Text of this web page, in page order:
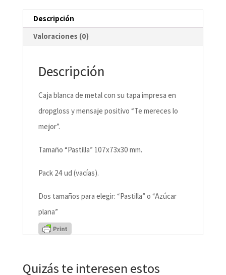
(tamaño
pastilla)
cantidad
Descripción
Valoraciones (0)
Descripción
Caja blanca de metal con su tapa impresa en
dropgloss y mensaje positivo “Te mereces lo
mejor”.
Tamaño “Pastilla” 107x73x30 mm.
Pack 24 ud (vacías).
Dos tamaños para elegir: “Pastilla” o “Azúcar
plana”
Quizás te interesen estos